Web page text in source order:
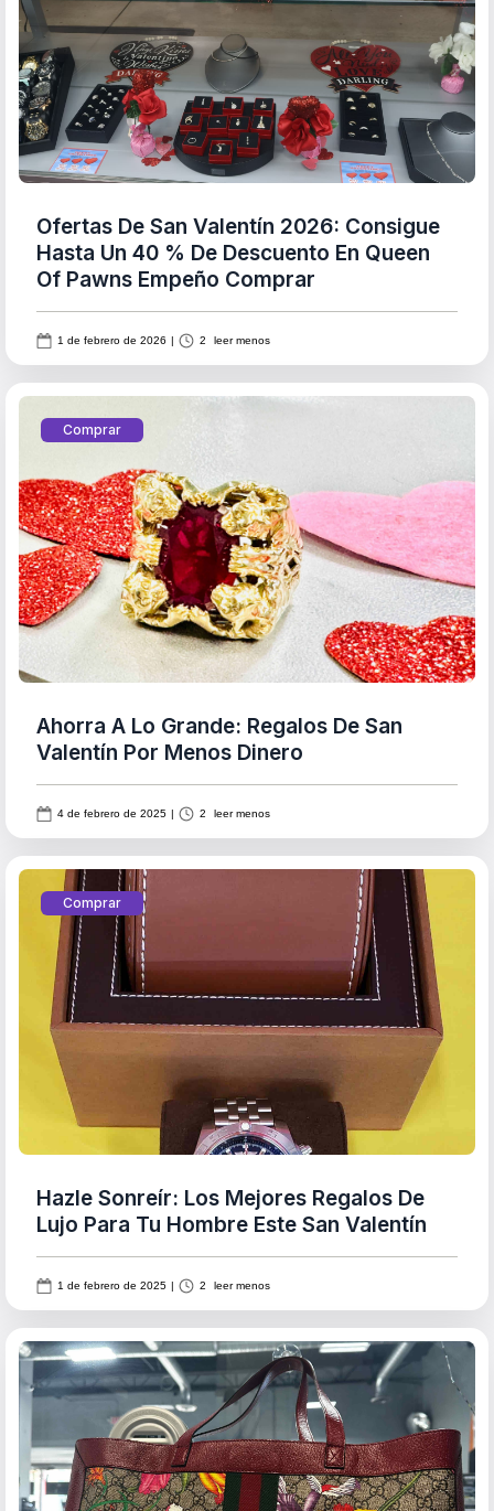
Ofertas De San Valentín 2026: Consigue
Hasta Un 40 % De Descuento En Queen
Of Pawns Empeño Comprar
1 de febrero de 2026 | 2 leer menos
Comprar
Ahorra A Lo Grande: Regalos De San
Valentín Por Menos Dinero‍
4 de febrero de 2025 | 2 leer menos
Comprar
Hazle Sonreír: Los Mejores Regalos De
Lujo Para Tu Hombre Este San Valentín
1 de febrero de 2025 2 leer menos